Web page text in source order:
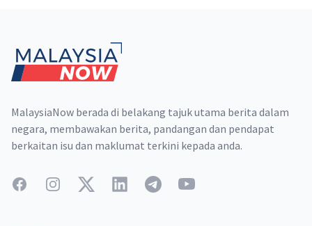
MalaysiaNow berada di belakang tajuk utama berita dalam
negara, membawakan berita, pandangan dan pendapat
berkaitan isu dan maklumat terkini kepada anda.
FacebookInstagramTwitterLinkedInTelegramYouTube